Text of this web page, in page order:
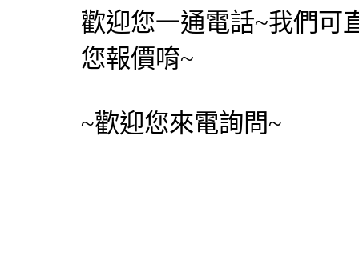
歡迎您一通電話~我們可
您報價唷~
~歡迎您來電詢問~